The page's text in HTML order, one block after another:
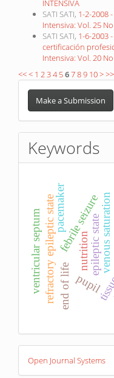
INTENSIVA
SATI SATI, 1-2-2008
Intensiva: Vol. 25
SATI SATI, 1-6-2003
certificación
Intensiva: Vol. 20
<<< 1 2 34 56789 10>>>
Make
Submission
Make a Submission
Keywords
venous saturation
febrile seizure
refractory epileptic state epileptic state
pupil
ventricular septum
pacemaker
end of life
nutrition
Developed
ByOpen Journal Systems